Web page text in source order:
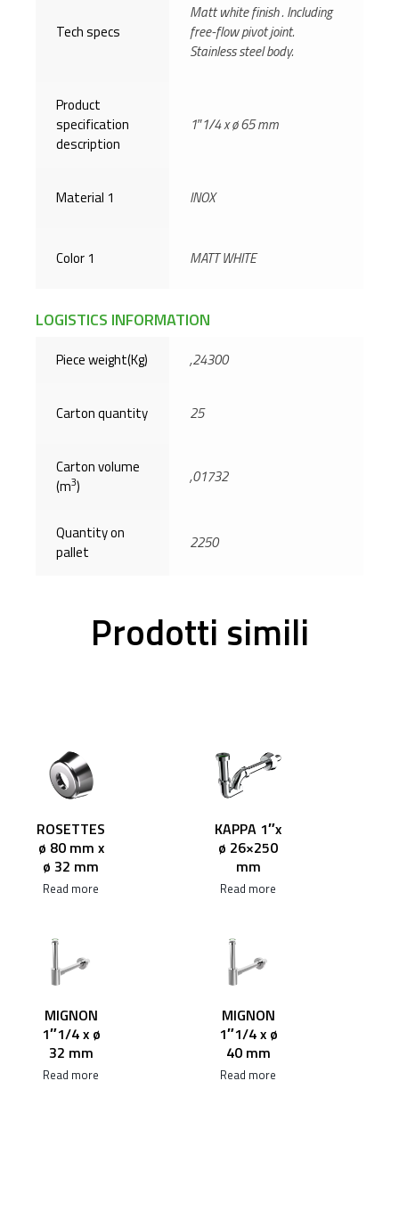
Tech specs
Matt white finish . Including
free-flow pivot joint.
Stainless steel body.
Product
specification
description
1″1/4 x ø 65 mm
Material 1 INOX
Color 1 MATT WHITE
LOGISTICS INFORMATION
Piece weight(Kg) ,24300
Carton quantity 25
Carton volume
(m3) ,01732
Quantity on
pallet
2250
Prodotti simili
ROSETTES
ø 80 mm x
ø 32 mm
Read more
KAPPA 1″x
ø 26×250
mm
Read more
MIGNON
1″1/4 x ø
32 mm
Read more
MIGNON
1″1/4 x ø
40 mm
Read more